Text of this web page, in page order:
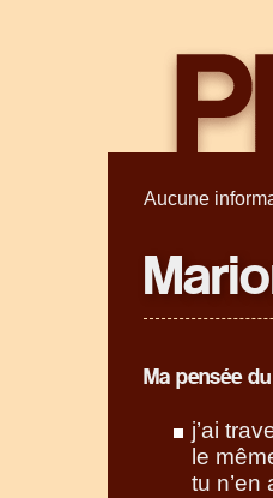
Aucune
Ma pensée
j’ai
le
tu n’en